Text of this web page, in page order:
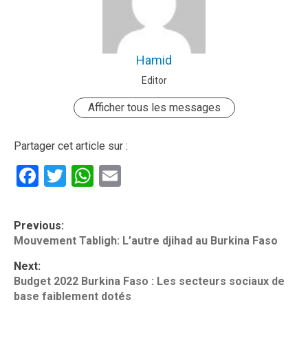
Hamid
Editor
Afficher tous les messages
Partager cet article sur :
Facebook
TwitterWhatsApp
P
o
s
t
Previous:
Mouvement Tabligh: L’autre djihad au Burkina Faso
Next:
Budget 2022 Burkina Faso : Les secteurs sociaux de
base faiblement dotés